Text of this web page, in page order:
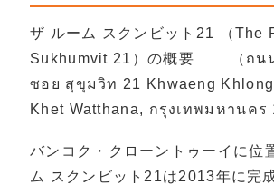
ザ ルーム スクンビット21 （The
Sukhumvit 21）の概要 （ถน
ซอย สุขุมวิท 21 Khwaeng Khlong
Khet Watthana, กรุงเทพมหานคร
バンコク・クローントゥーイに位
ム スクンビット21は2013年に完